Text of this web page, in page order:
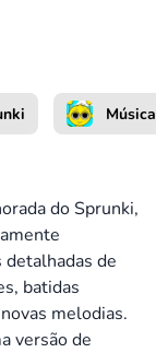
Música
do Sprunki,
detalhadas de
batidas
melodias.
versão de